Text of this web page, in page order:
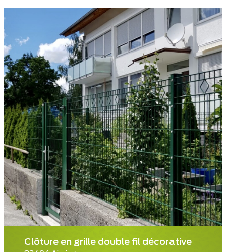
Clôture en grille double fil décorative